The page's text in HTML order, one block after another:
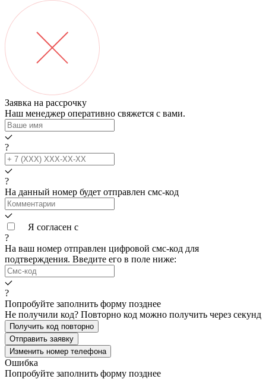
Заявка на рассрочку
Наш менеджер оперативно свяжется с вами.
?
?
На данный номер будет отправлен смс‑код
Я согласен с
?
На ваш номер отправлен цифровой смс-код для
подтверждения. Введите его в поле ниже:
?
Попробуйте заполнить форму позднее
Не получили код? Повторно код можно получить через секунд
Получить код повторно
Отправить заявку
Изменить номер телефона
Ошибка
Попробуйте заполнить форму позднее